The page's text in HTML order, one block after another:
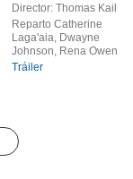
Director: Thomas Kail
Reparto Catherine
Laga'aia, Dwayne
Johnson, Rena Owen
Tráiler